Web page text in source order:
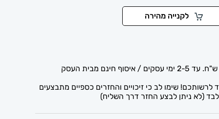
לקנייה מהירה
לרשותכם! שימו לב כי זיכויים והחזרים כספיים מתבצעים
(לא ניתן לבצע החזר דרך השליח)